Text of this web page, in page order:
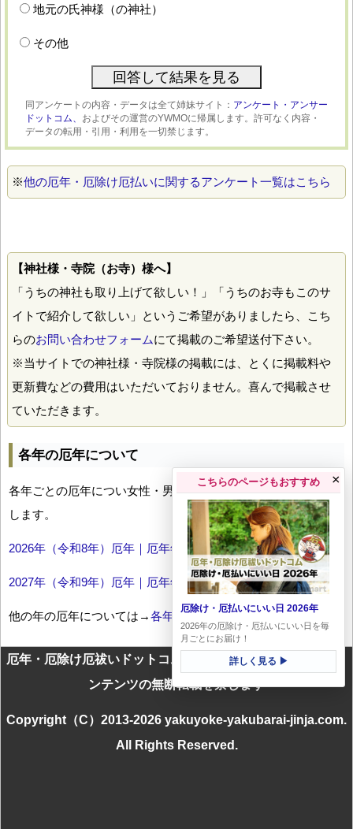
地元の氏神様（の神社）
その他
同アンケートの内容・データは全て姉妹サイト： アンケート・アンサー
ドットコム、 およびその運営のYWMOに帰属します。許可なく内容・
データの転用・引用・利用を一切禁じます。
※他の厄年・厄除け厄払いに関するアンケート一覧はこちら
【神社様・寺院（お寺）様へ】
「うちの神社も取り上げて欲しい！」「うちのお寺もこのサ
イトで紹介して欲しい」というご希望がありましたら、こち
らのお問い合わせフォームにて掲載のご希望送付下さい。
※当サイトでの神社様・寺院様の掲載には、とくに掲載料や
更新費などの費用はいただいておりません。喜んで掲載させ
ていただきます。
各年の厄年について
各年ごとの厄年につい女性・男性の年齢早見表とともにお伝え
します。
2026年（令和8年）厄年｜厄年年齢早見表
2027年（令和9年）厄年｜厄年年齢早見表
他の年の厄年については→各年厄年一覧
厄年・厄除け厄祓いドットコムに掲載のテキスト・画像等コ
ンテンツの無断転載を禁じます
Copyright（C）2013-2026 yakuyoke-yakubarai-jinja.com.
All Rights Reserved.
こちらのページもおすすめ
厄除け・厄払いにいい日 2026年
2026年の厄除け・厄払いにいい日を毎
月ごとにお届け！
詳しく見る ▶
×